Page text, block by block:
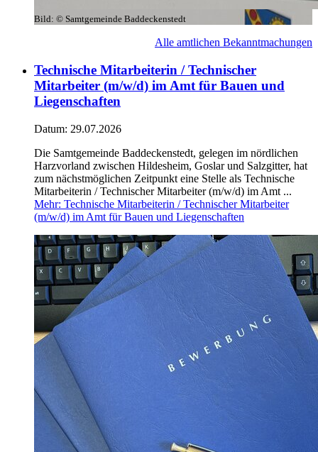
Bild: © Samtgemeinde Baddeckenstedt
Alle amtlichen Bekanntmachungen
Technische Mitarbeiterin / Technischer
Mitarbeiter (m/w/d) im Amt für Bauen und
Liegenschaften
Datum: 29.07.2026
Die Samtgemeinde Baddeckenstedt, gelegen im nördlichen
Harzvorland zwischen Hildesheim, Goslar und Salzgitter, hat
zum nächstmöglichen Zeitpunkt eine Stelle als Technische
Mitarbeiterin / Technischer Mitarbeiter (m/w/d) im Amt ...
Mehr: Technische Mitarbeiterin / Technischer Mitarbeiter
(m/w/d) im Amt für Bauen und Liegenschaften